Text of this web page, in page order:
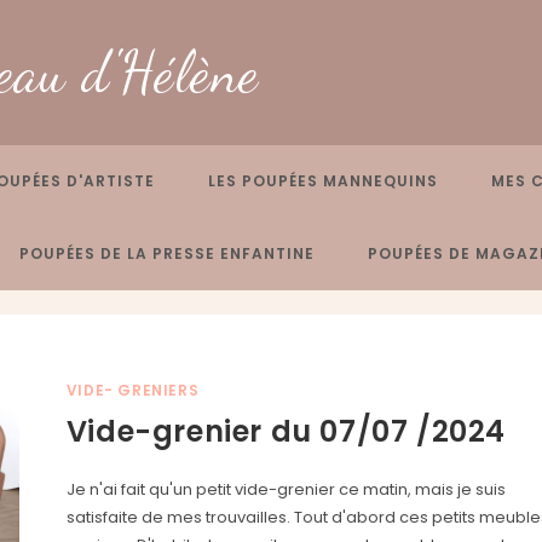
d'Hélène
D'ARTISTE LES POUPÉES MANNEQUINS MES
POUPÉES DE LA PRESSE ENFANTINE POUPÉES DE
VIDE- GRENIERS
Vide-grenier du 07/07 /2024
Je n'ai fait qu'un petit vide-grenier ce matin, mais je suis
satisfaite de mes trouvailles. Tout d'abord ces petits